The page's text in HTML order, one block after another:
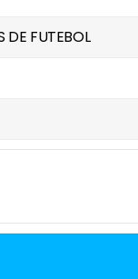
DE FUTEBOL